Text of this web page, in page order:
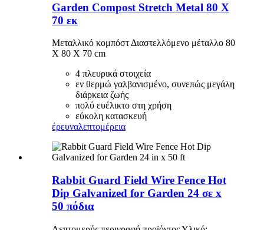
Garden Compost Stretch Metal 80 Χ
70 εκ
Μεταλλικό κομπόστ Διαστελλόμενο μέταλλο 80
X 80 X 70 cm
4 πλευρικά στοιχεία
εν θερμώ γαλβανισμένο, συνεπώς μεγάλη
διάρκεια ζωής
πολύ ευέλικτο στη χρήση
εύκολη κατασκευή
έρευναλεπτομέρεια
Rabbit Guard Field Wire Fence Hot
Dip Galvanized for Garden 24 σε x
50 πόδια